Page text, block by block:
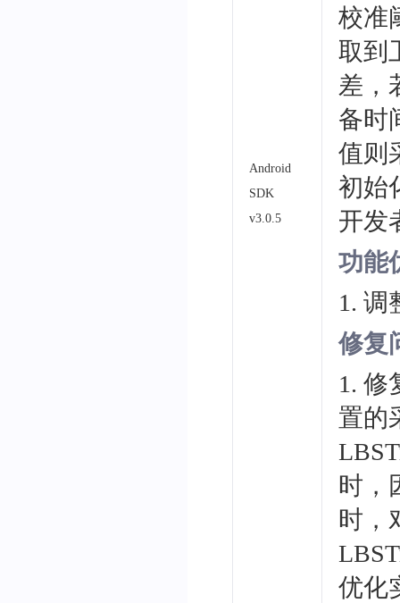
Android
SDK
v3.0.5
校准
取到
差，
备时
值则
初始
开发
功能
1. 调
修复
1. 修
置的
时，
时，
优化